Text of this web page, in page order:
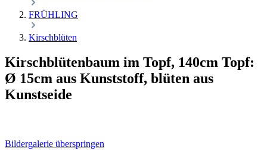
FRÜHLING
Kirschblüten
Kirschblütenbaum im Topf, 140cm Topf:
Ø 15cm aus Kunststoff, blüten aus
Kunstseide
Bildergalerie überspringen